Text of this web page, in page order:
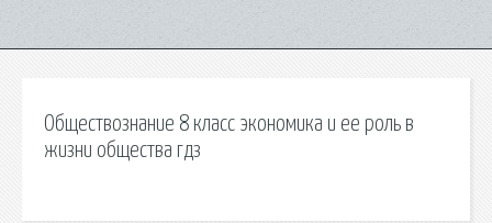
Обществознание 8 класс экономика и ее роль в
жизни общества гдз